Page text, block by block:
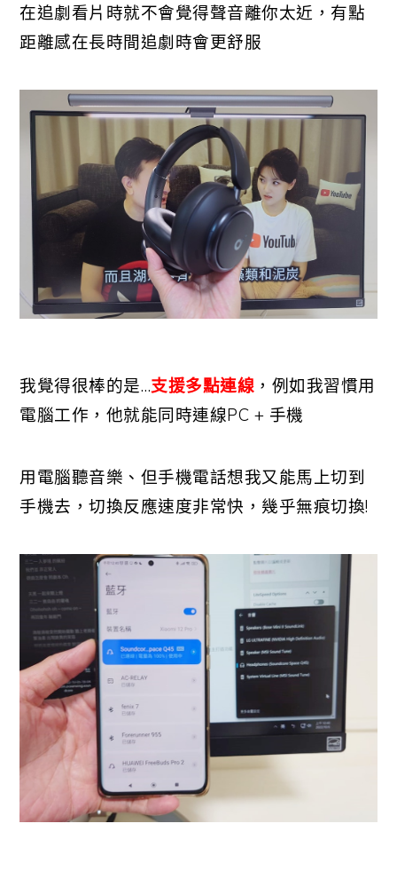
在追劇看片時就不會覺得聲音離你太近，有點
距離感在長時間追劇時會更舒服
我覺得很棒的是…支援多點連線 ，例如我習慣用
電腦工作，他就能同時連線PC + 手機
用電腦聽音樂、但手機電話想我又能馬上切到
手機去，切換反應速度非常快，幾乎無痕切換!